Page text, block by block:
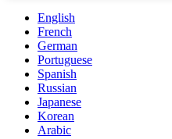
English
French
German
Portuguese
Spanish
Russian
Japanese
Korean
Arabic